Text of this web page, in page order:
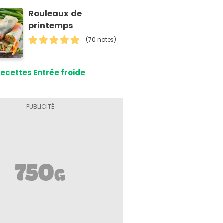
Rouleaux de
printemps
(70 notes)
Entrée froide